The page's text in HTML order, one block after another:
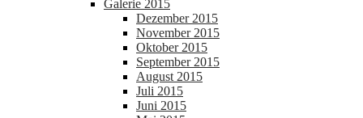
Galerie 2015
Dezember 2015
November 2015
Oktober 2015
September 2015
August 2015
Juli 2015
Juni 2015